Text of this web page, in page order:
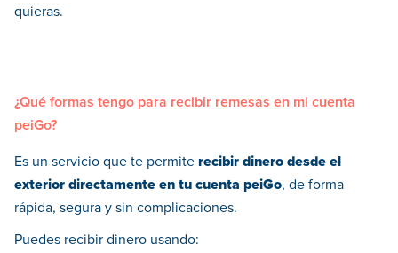
quieras.
¿Qué formas tengo para recibir remesas en mi cuenta
peiGo?
Es un servicio que te permite recibir dinero desde el
exterior directamente en tu cuenta peiGo, de forma
rápida, segura y sin complicaciones.
Puedes recibir dinero usando: